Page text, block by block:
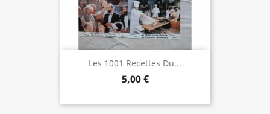
Les 1001 Recettes Du...
5,00 €